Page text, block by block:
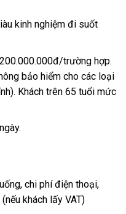
kinh nghiệm đi suốt
trường hợp.
bảo hiểm cho các loại
Khách trên 65 tuổi mức
chi phí điện thoại,
khách lấy VAT)